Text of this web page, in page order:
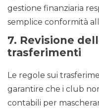
gestione finanziaria
semplice conformità
7. Revisione
trasferimenti
Le regole sui
garantire che i club
contabili per